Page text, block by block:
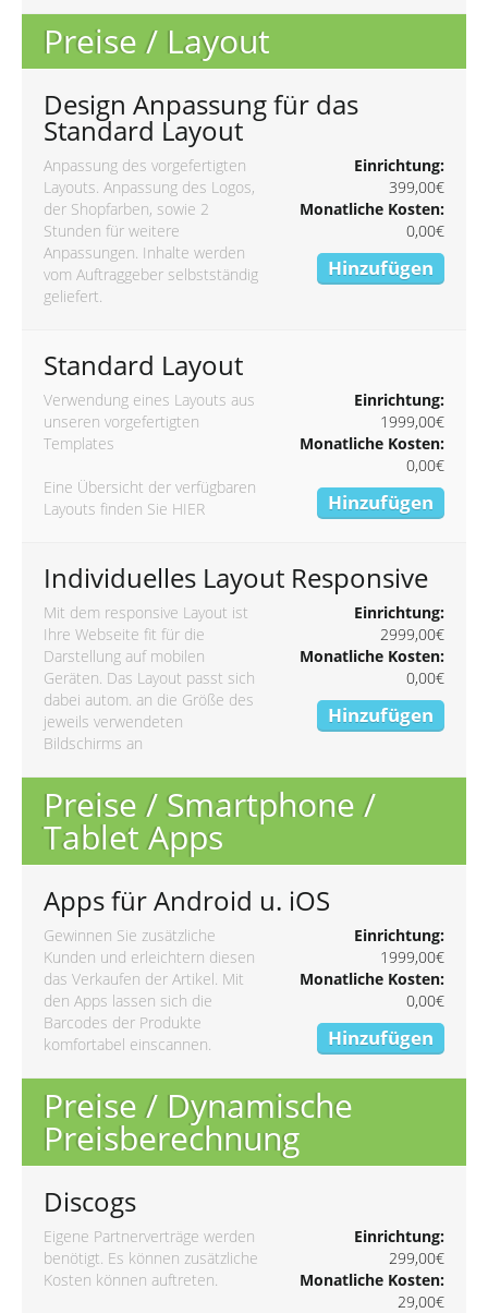
Preise / Layout
Design Anpassung für das
Standard Layout
Anpassung des vorgefertigten
Layouts. Anpassung des Logos,
der Shopfarben, sowie 2
Stunden für weitere
Anpassungen. Inhalte werden
vom Auftraggeber selbstständig
geliefert.
Einrichtung:
399,00€
Monatliche Kosten:
0,00€
Hinzufügen
Standard Layout
Verwendung eines Layouts aus
unseren vorgefertigten
Templates
Eine Übersicht der verfügbaren
Layouts finden Sie HIER
Einrichtung:
1999,00€
Monatliche Kosten:
0,00€
Hinzufügen
Individuelles Layout Responsive
Mit dem responsive Layout ist
Ihre Webseite fit für die
Darstellung auf mobilen
Geräten. Das Layout passt sich
dabei autom. an die Größe des
jeweils verwendeten
Bildschirms an
Einrichtung:
2999,00€
Monatliche Kosten:
0,00€
Hinzufügen
Preise / Smartphone /
Tablet Apps
Apps für Android u. iOS
Gewinnen Sie zusätzliche
Kunden und erleichtern diesen
das Verkaufen der Artikel. Mit
den Apps lassen sich die
Barcodes der Produkte
komfortabel einscannen.
Einrichtung:
1999,00€
Monatliche Kosten:
0,00€
Hinzufügen
Preise / Dynamische
Preisberechnung
Discogs
Eigene Partnerverträge werden
benötigt. Es können zusätzliche
Kosten können auftreten.
Einrichtung:
299,00€
Monatliche Kosten:
29,00€